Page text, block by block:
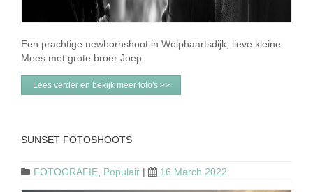
Een prachtige newbornshoot in Wolphaartsdijk, lieve kleine
Mees met grote broer Joep
Lees verder en bekijk meer foto's >>
SUNSET FOTOSHOOTS
FOTOGRAFIE, Populair | 16 March 2022